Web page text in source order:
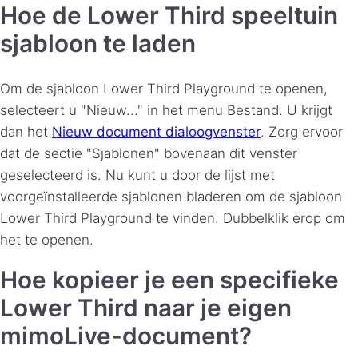
Hoe de Lower Third speeltuin
sjabloon te laden
Om de sjabloon Lower Third Playground te openen,
selecteert u "Nieuw..." in het menu Bestand. U krijgt
dan het Nieuw document dialoogvenster. Zorg ervoor
dat de sectie "Sjablonen" bovenaan dit venster
geselecteerd is. Nu kunt u door de lijst met
voorgeïnstalleerde sjablonen bladeren om de sjabloon
Lower Third Playground te vinden. Dubbelklik erop om
het te openen.
Hoe kopieer je een specifieke
Lower Third naar je eigen
mimoLive-document?